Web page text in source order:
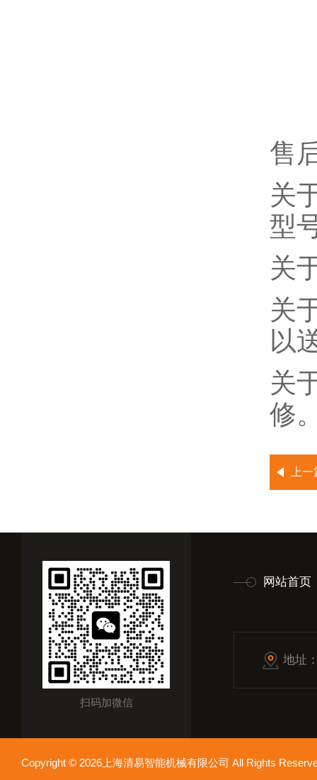
售
关
型
关
关
以
关
修
上
扫码加微信
网站首页
地址
Copyright © 2026上海清易智能机械有限公司 All Rights